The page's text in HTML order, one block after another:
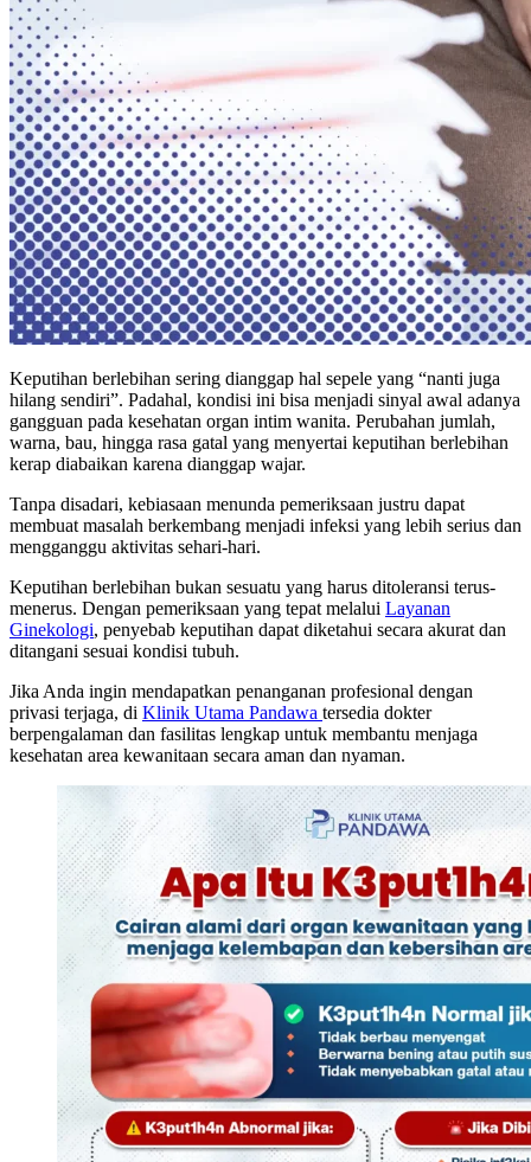
Keputihan berlebihan sering dianggap hal sepele yang “nanti juga
hilang sendiri”. Padahal, kondisi ini bisa menjadi sinyal awal adanya
gangguan pada kesehatan organ intim wanita. Perubahan jumlah,
warna, bau, hingga rasa gatal yang menyertai keputihan berlebihan
kerap diabaikan karena dianggap wajar.
Tanpa disadari, kebiasaan menunda pemeriksaan justru dapat
membuat masalah berkembang menjadi infeksi yang lebih serius dan
mengganggu aktivitas sehari-hari.
Keputihan berlebihan bukan sesuatu yang harus ditoleransi terus-
menerus. Dengan pemeriksaan yang tepat melalui Layanan
Ginekologi, penyebab keputihan dapat diketahui secara akurat dan
ditangani sesuai kondisi tubuh.
Jika Anda ingin mendapatkan penanganan profesional dengan
privasi terjaga, di Klinik Utama Pandawa tersedia dokter
berpengalaman dan fasilitas lengkap untuk membantu menjaga
kesehatan area kewanitaan secara aman dan nyaman.